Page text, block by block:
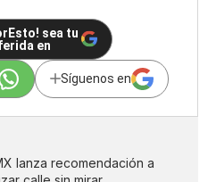
sea tu
en
Síguenos en
lanza recomendación a